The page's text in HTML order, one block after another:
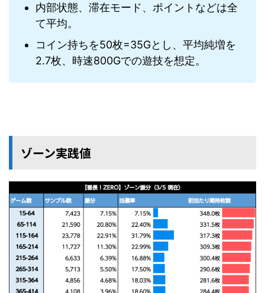
内部状態、滞在モード、ポイントなどは全
て平均。
コイン持ちを50枚=35Gとし、平均純増を
2.7枚、時速800Gでの遊技を想定。
ゾーン実践値